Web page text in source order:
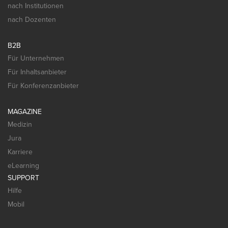
nach Institutionen
nach Dozenten
B2B
Für Unternehmen
Für Inhaltsanbieter
Für Konferenzanbieter
MAGAZINE
Medizin
Jura
Karriere
eLearning
SUPPORT
Hilfe
Mobil